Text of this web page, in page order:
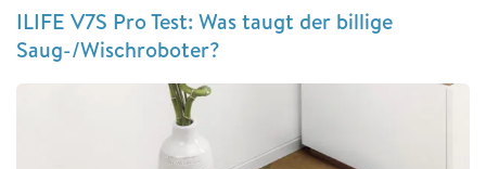
ILIFE V7S Pro Test: Was taugt der billige
Saug-/Wischroboter?